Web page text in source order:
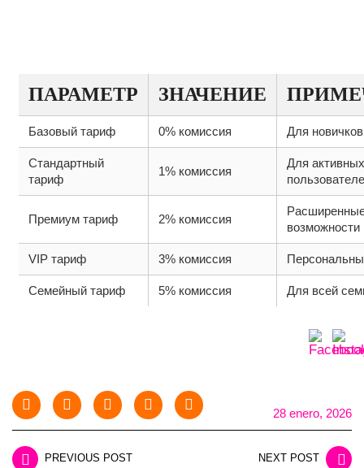
ПАРАМЕТР ЗНАЧЕНИЕ
Базовый тариф 0% комиссия Для новичков
Стандартный
тариф
1% комиссия
Для активных
Премиум тариф 2% комиссия
возможности
VIP тариф 3% комиссия
Семейный тариф 5% комиссия Для всей
28 enero, 2026
PREVIOUS POST NEXT POST